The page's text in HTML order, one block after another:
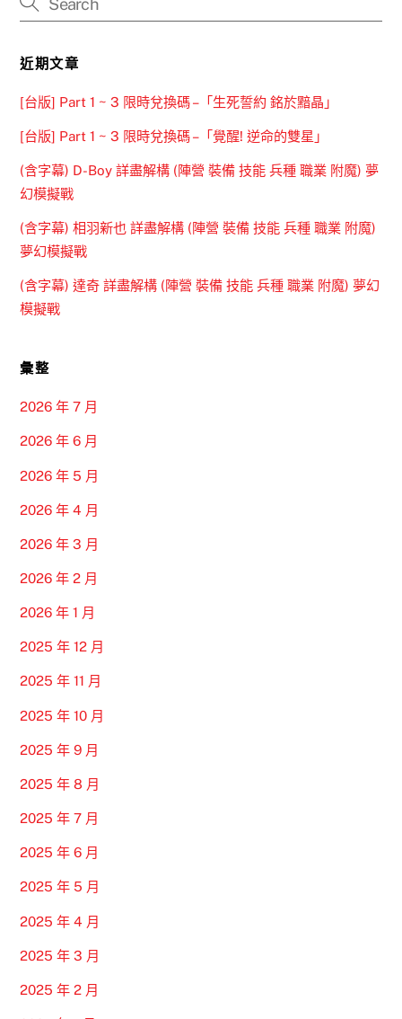
近期文章
[台版] Part 1 ~ 3 限時兌換碼 –「生死誓約 銘於黯晶」
[台版] Part 1 ~ 3 限時兌換碼 –「覺醒! 逆命的雙星」
(含字幕) D-Boy 詳盡解構 (陣營 裝備 技能 兵種 職業 附魔) 夢
幻模擬戰
(含字幕) 相羽新也 詳盡解構 (陣營 裝備 技能 兵種 職業 附魔)
夢幻模擬戰
(含字幕) 達奇 詳盡解構 (陣營 裝備 技能 兵種 職業 附魔) 夢幻
模擬戰
彙整
2026 年 7 月
2026 年 6 月
2026 年 5 月
2026 年 4 月
2026 年 3 月
2026 年 2 月
2026 年 1 月
2025 年 12 月
2025 年 11 月
2025 年 10 月
2025 年 9 月
2025 年 8 月
2025 年 7 月
2025 年 6 月
2025 年 5 月
2025 年 4 月
2025 年 3 月
2025 年 2 月